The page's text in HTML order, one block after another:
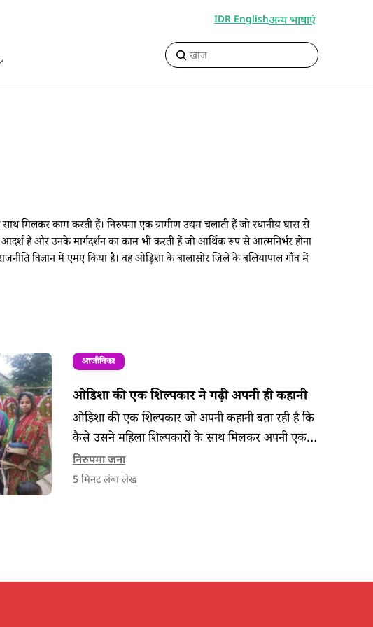
IDR Englishअन्य भाषाएं
मिलकर काम करती हैं। निरुपमा एक ग्रामीण उद्यम चलाती हैं जो स्थानीय घास से
हैं और उनके मार्गदर्शन का काम भी करती हैं जो आर्थिक रूप से आत्मनिर्भर होना
विज्ञान में एमए किया है। वह ओड़िशा के बालासोर ज़िले के बलियापाल गाँव में
आजीविका
ओडिशा की एक शिल्पकार ने गढ़ी अपनी ही कहानी
ओड़िशा की एक शिल्पकार जो अपनी कहानी बता रही है कि
कैसे उसने महिला शिल्पकारों के साथ मिलकर अपनी एक
विश्वसनीय पहचान बनाई और समुदाय विकसित किया।
निरुपमा जना
5मिनट लंबा लेख